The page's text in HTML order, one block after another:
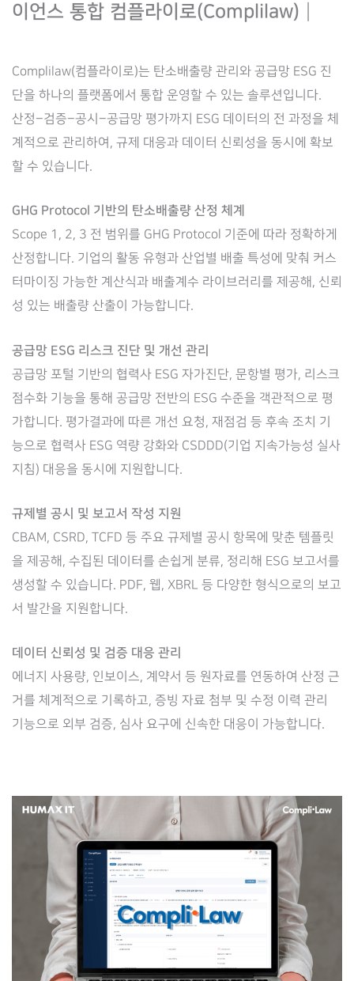
이언스 통합 컴플라이로(Complilaw)
Complilaw(컴플라이로)는 탄소배출량 관리와 공급망 ESG 진
단을 하나의 플랫폼에서 통합 운영할 수 있는 솔루션입니다.
산정–검증–공시–공급망 평가까지 ESG 데이터의 전 과정을 체
계적으로 관리하여, 규제 대응과 데이터 신뢰성을 동시에 확보
할 수 있습니다.
GHG Protocol 기반의 탄소배출량 산정 체계
Scope 1, 2, 3 전 범위를 GHG Protocol 기준에 따라 정확하게
산정합니다. 기업의 활동 유형과 산업별 배출 특성에 맞춰 커스
터마이징 가능한 계산식과 배출계수 라이브러리를 제공해, 신뢰
성 있는 배출량 산출이 가능합니다.
공급망 ESG 리스크 진단 및 개선 관리
공급망 포털 기반의 협력사 ESG 자가진단, 문항별 평가, 리스크
점수화 기능을 통해 공급망 전반의 ESG 수준을 객관적으로 평
가합니다. 평가결과에 따른 개선 요청, 재점검 등 후속 조치 기
능으로 협력사 ESG 역량 강화와 CSDDD(기업 지속가능성 실사
지침) 대응을 동시에 지원합니다.
규제별 공시 및 보고서 작성 지원
CBAM, CSRD, TCFD 등 주요 규제별 공시 항목에 맞춘 템플릿
을 제공해, 수집된 데이터를 손쉽게 분류, 정리해 ESG 보고서를
생성할 수 있습니다. PDF, 웹, XBRL 등 다양한 형식으로의 보고
서 발간을 지원합니다.
데이터 신뢰성 및 검증 대응 관리
에너지 사용량, 인보이스, 계약서 등 원자료를 연동하여 산정 근
거를 체계적으로 기록하고, 증빙 자료 첨부 및 수정 이력 관리
기능으로 외부 검증, 심사 요구에 신속한 대응이 가능합니다.